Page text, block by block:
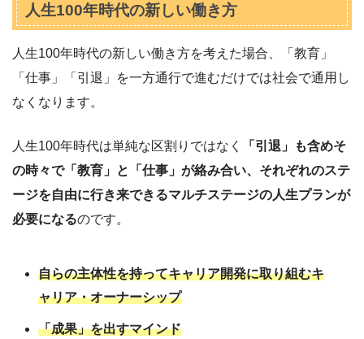
人生100年時代の新しい働き方
人生100年時代の新しい働き方を考えた場合、「教育」
「仕事」「引退」を一方通行で進むだけでは社会で通用し
なくなります。
人生100年時代は単純な区割りではなく
「引退」も含めそ
の時々で「教育」と「仕事」が絡み合い、それぞれのステ
ージを自由に行き来できるマルチステージの人生プランが
必要になるのです。
自らの主体性を持ってキャリア開発に取り組むキ
ャリア・オーナーシップ
「成果」を出すマインド